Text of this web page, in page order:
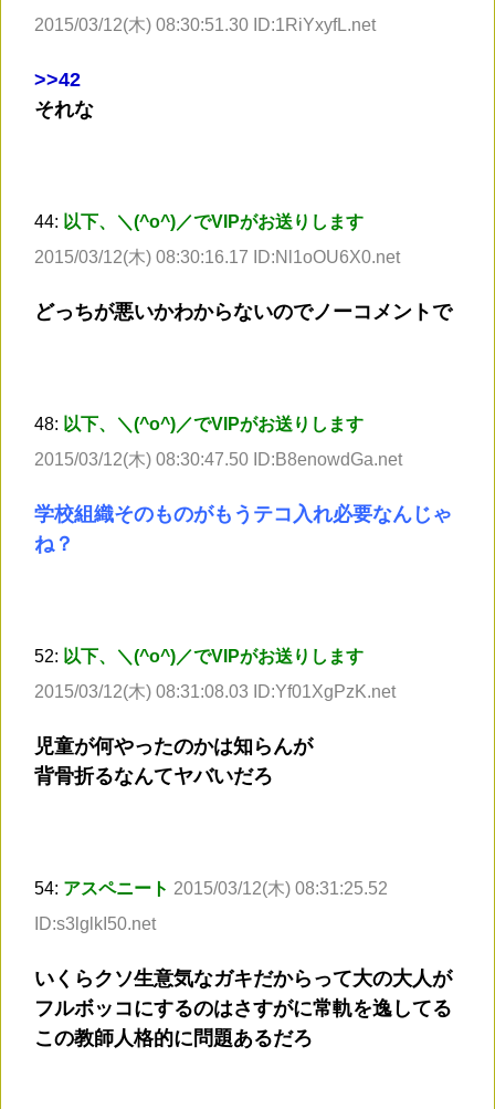
2015/03/12(木) 08:30:51.30 ID:1RiYxyfL.net
>>42
それな
44: 以下、＼(^o^)／でVIPがお送りします
2015/03/12(木) 08:30:16.17 ID:Nl1oOU6X0.net
どっちが悪いかわからないのでノーコメントで
48: 以下、＼(^o^)／でVIPがお送りします
2015/03/12(木) 08:30:47.50 ID:B8enowdGa.net
学校組織そのものがもうテコ入れ必要なんじゃ
ね？
52: 以下、＼(^o^)／でVIPがお送りします
2015/03/12(木) 08:31:08.03 ID:Yf01XgPzK.net
児童が何やったのかは知らんが
背骨折るなんてヤバいだろ
54: アスペニート 2015/03/12(木) 08:31:25.52
ID:s3lglkI50.net
いくらクソ生意気なガキだからって大の大人が
フルボッコにするのはさすがに常軌を逸してる
この教師人格的に問題あるだろ